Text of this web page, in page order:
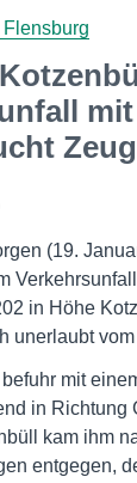
(19.
in Höhe
unerlaubt
mit
in Richtung
kam ihm
entgegen,